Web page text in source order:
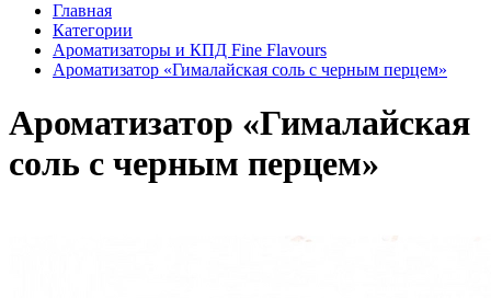
Главная
Категории
Ароматизаторы и КПД Fine Flavours
Ароматизатор «Гималайская соль с черным перцем»
Ароматизатор «Гималайская
соль с черным перцем»